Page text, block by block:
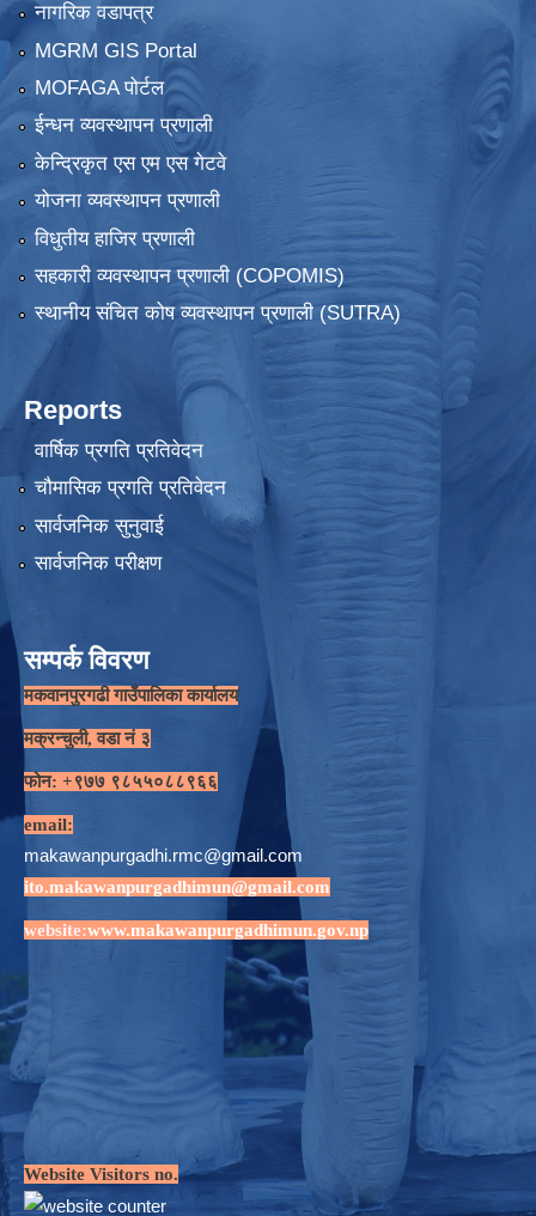
नागरिक वडापत्र
MGRM GIS Portal
MOFAGA पोर्टल
ईन्धन व्यवस्थापन प्रणाली
केन्द्रिकृत एस एम एस गेटवे
योजना व्यवस्थापन प्रणाली
विधुतीय हाजिर प्रणाली
सहकारी व्यवस्थापन प्रणाली (COPOMIS)
स्थानीय संचित कोष व्यवस्थापन प्रणाली (SUTRA)
Reports
वार्षिक प्रगति प्रतिवेदन
चौमासिक प्रगति प्रतिवेदन
सार्वजनिक सुनुवाई
सार्वजनिक परीक्षण
सम्पर्क विवरण
मकवानपुरगढी गाउँपालिका कार्यालय
मक्रन्चुली, वडा नं ३
फोन: +९७७ ९८५५०८८९६६
email:
makawanpurgadhi.rmc@gmail.com
ito.makawanpurgadhimun@gmail.com
website:www.makawanpurgadhimun.gov.np
Website Visitors no.